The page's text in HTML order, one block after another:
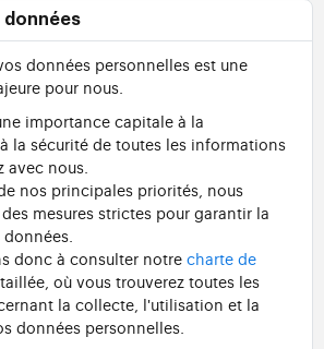
données
données personnelles est une
pour nous.
importance capitale à la
la sécurité de toutes les informations
avec nous.
nos principales priorités, nous
mesures strictes pour garantir la
donc à consulter notre charte de
où vous trouverez toutes les
la collecte, l'utilisation et la
données personnelles.